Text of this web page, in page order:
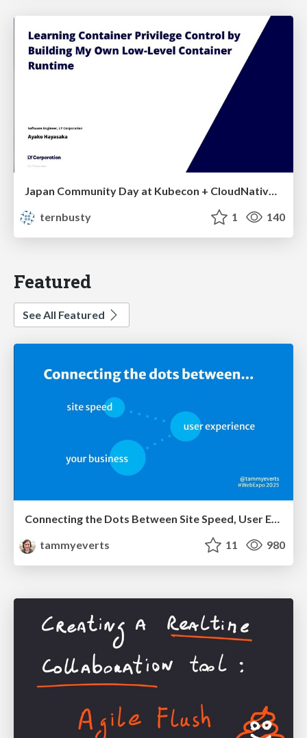
Japan Community Day at Kubecon + CloudNativeCon Japan 2026: Learning Container Privilege Control by Building My Own Low-Level Container Runtime
ternbusty
1 140
Featured
See All Featured
Connecting the Dots Between Site Speed, User Experience & Your Business [WebExpo 2025]
tammyeverts
11 980